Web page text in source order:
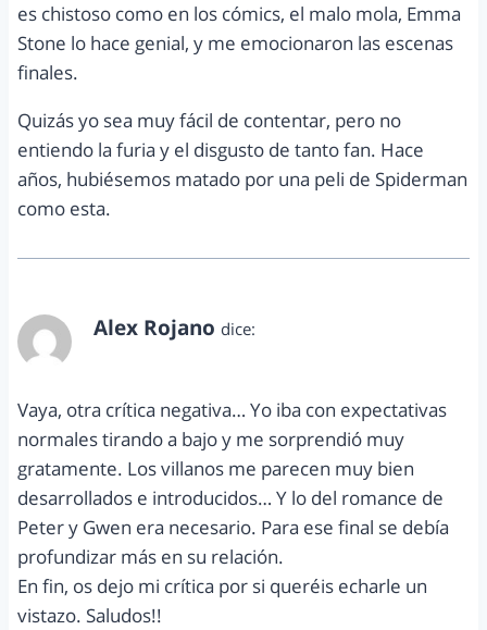
es chistoso como en los cómics, el malo mola, Emma
Stone lo hace genial, y me emocionaron las escenas
finales.
Quizás yo sea muy fácil de contentar, pero no
entiendo la furia y el disgusto de tanto fan. Hace
años, hubiésemos matado por una peli de Spiderman
como esta.
Alex Rojano dice:
Vaya, otra crítica negativa… Yo iba con expectativas
normales tirando a bajo y me sorprendió muy
gratamente. Los villanos me parecen muy bien
desarrollados e introducidos… Y lo del romance de
Peter y Gwen era necesario. Para ese final se debía
profundizar más en su relación.
En fin, os dejo mi crítica por si queréis echarle un
vistazo. Saludos!!